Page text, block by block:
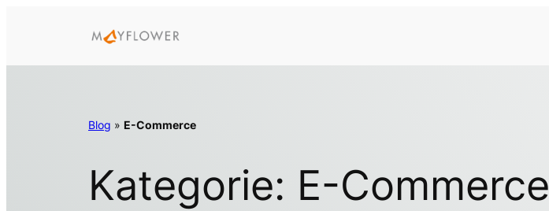
Blog » E-Commerce
Kategorie: E-Commerce